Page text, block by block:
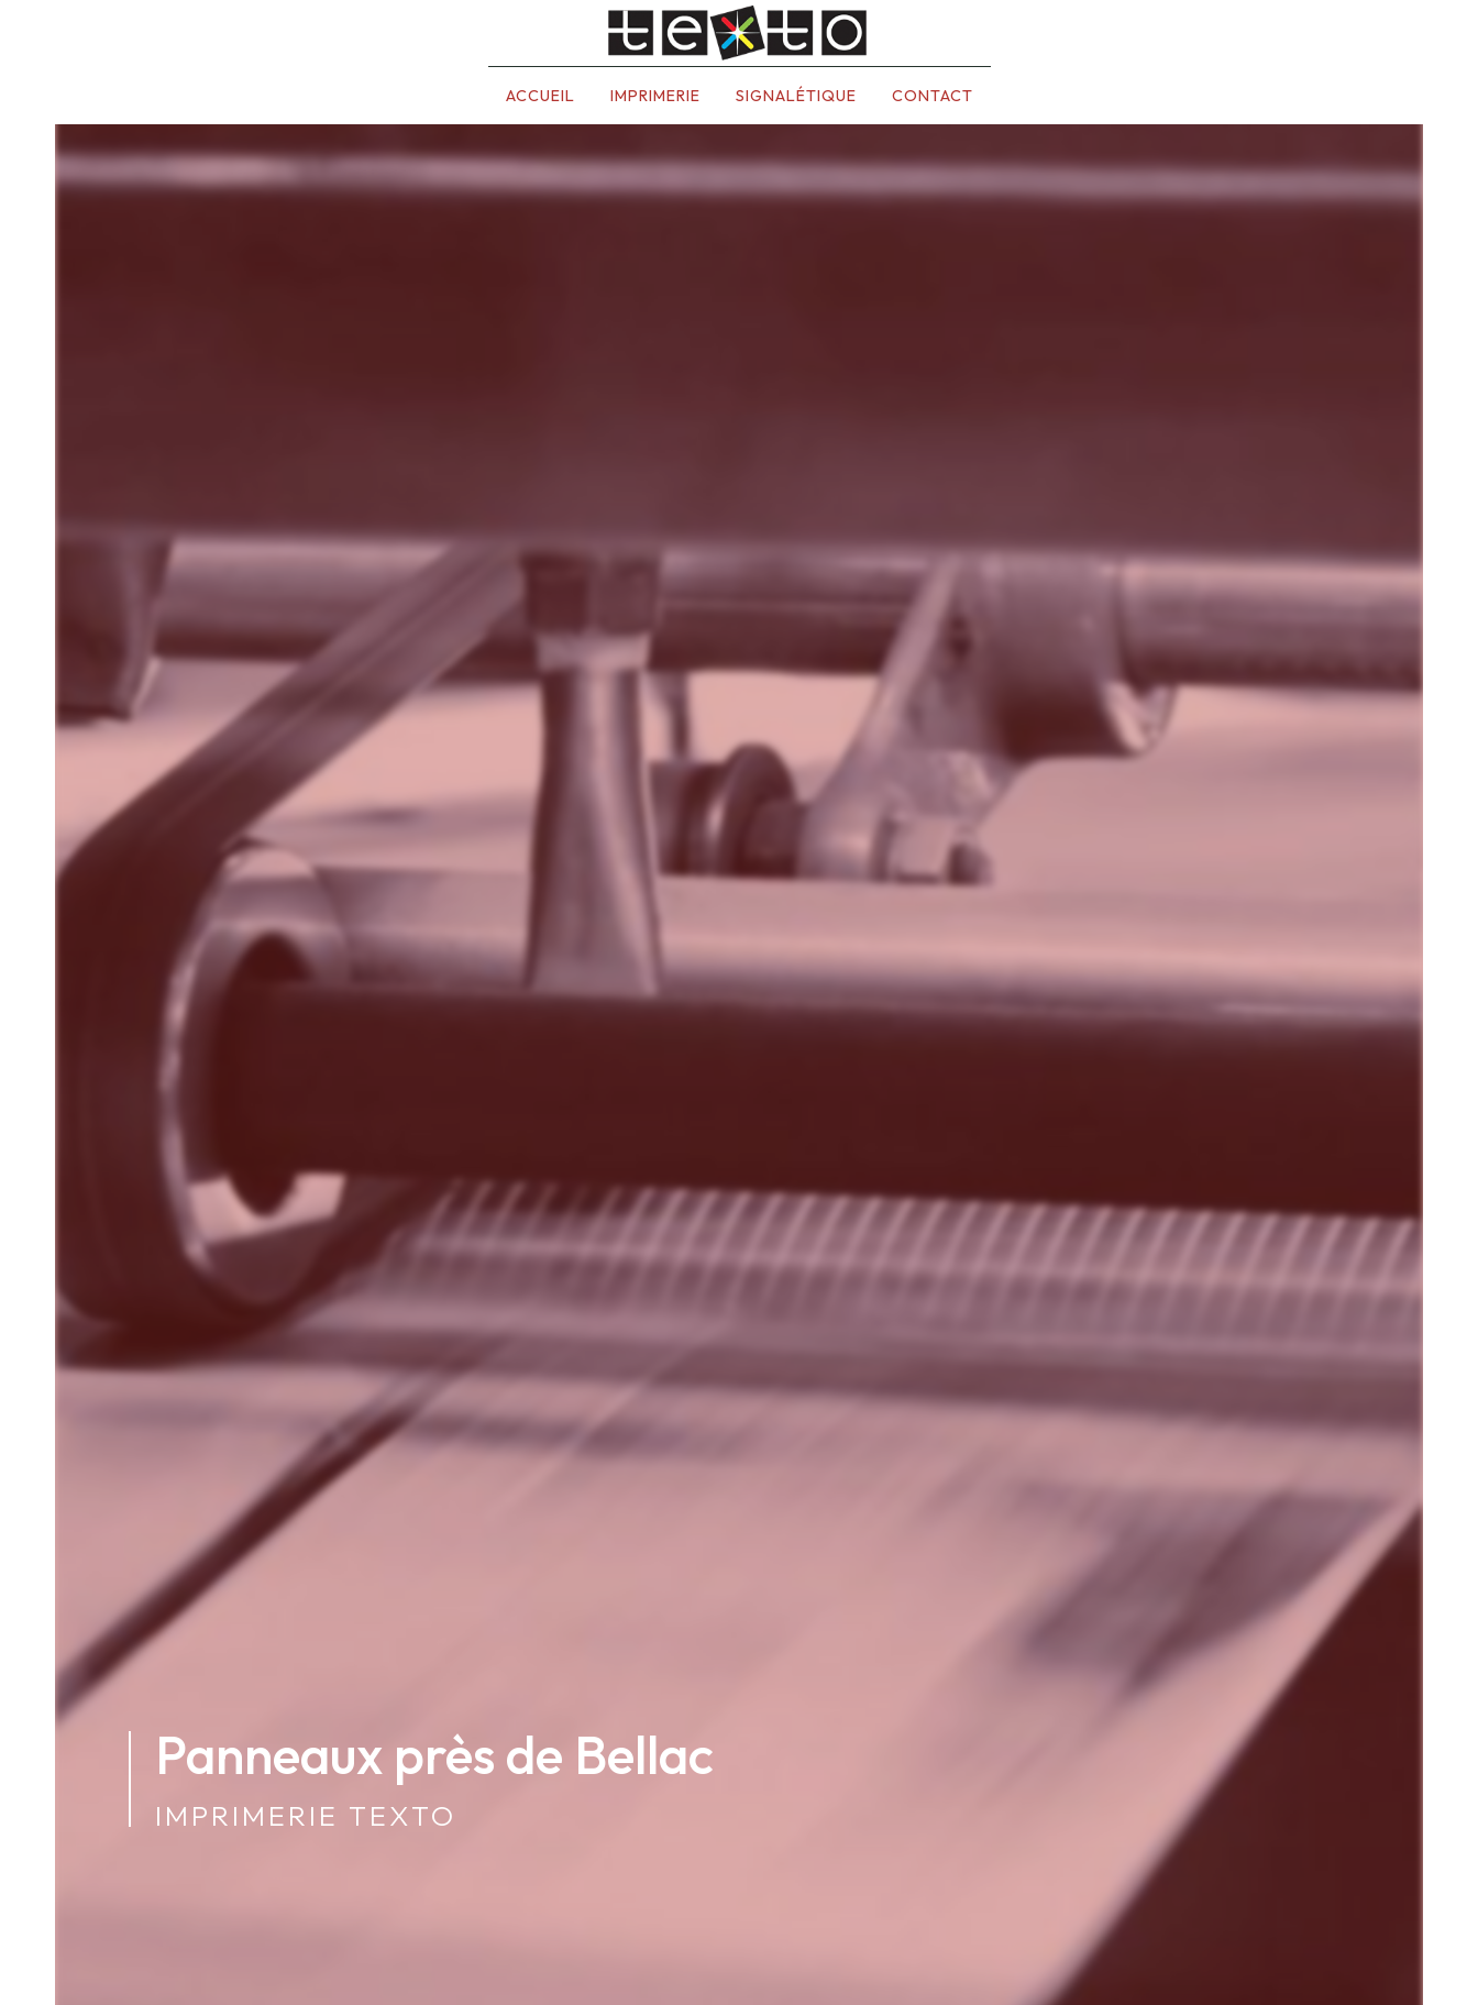
ACCUEIL IMPRIMERIE SIGNALÉTIQUE CONTACT
Panneaux près de Bellac
IMPRIMERIE TEXTO